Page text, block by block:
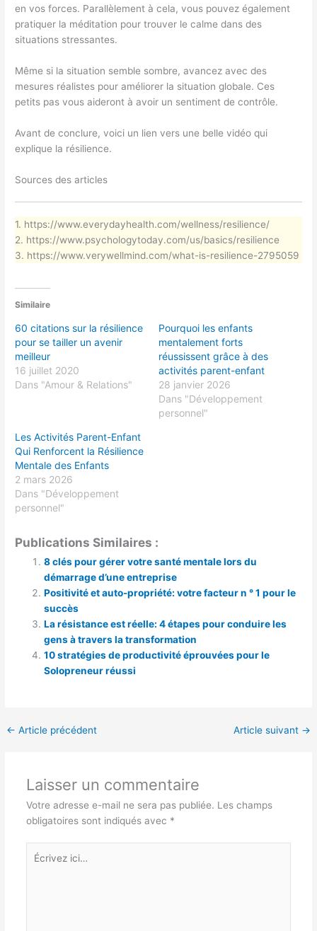
en vos forces. Parallèlement à cela, vous pouvez également
pratiquer la méditation pour trouver le calme dans des
situations stressantes.
Même si la situation semble sombre, avancez avec des
mesures réalistes pour améliorer la situation globale. Ces
petits pas vous aideront à avoir un sentiment de contrôle.
Avant de conclure, voici un lien vers une belle vidéo qui
explique la résilience.
Sources des articles
1. https://www.everydayhealth.com/wellness/resilience/
2. https://www.psychologytoday.com/us/basics/resilience
3. https://www.verywellmind.com/what-is-resilience-2795059
Similaire
60 citations sur la résilience
pour se tailler un avenir
meilleur
16 juillet 2020
Dans "Amour & Relations"
Pourquoi les enfants
mentalement forts
réussissent grâce à des
activités parent-enfant
28 janvier 2026
Dans "Développement
personnel"
Les Activités Parent-Enfant
Qui Renforcent la Résilience
Mentale des Enfants
2 mars 2026
Dans "Développement
personnel"
Publications Similaires :
8 clés pour gérer votre santé mentale lors du
démarrage d’une entreprise
Positivité et auto-propriété: votre facteur n ° 1 pour le
succès
La résistance est réelle: 4 étapes pour conduire les
gens à travers la transformation
10 stratégies de productivité éprouvées pour le
Solopreneur réussi
← Article précédent Article suivant →
Laisser un commentaire
Votre adresse e-mail ne sera pas publiée. Les champs
obligatoires sont indiqués avec *
Écrivez
ici…